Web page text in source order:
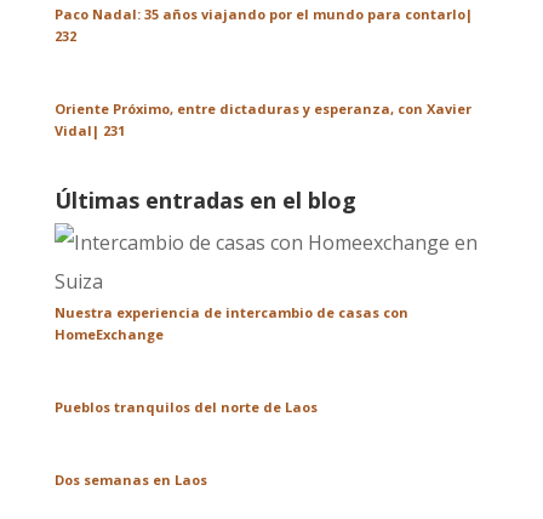
Paco Nadal: 35 años viajando por el mundo para contarlo|
232
Oriente Próximo, entre dictaduras y esperanza, con Xavier
Vidal| 231
Últimas entradas en el blog
Nuestra experiencia de intercambio de casas con
HomeExchange
Pueblos tranquilos del norte de Laos
Dos semanas en Laos